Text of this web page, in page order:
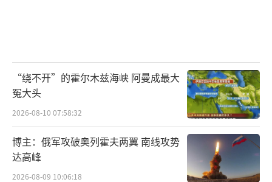
“绕不开”的霍尔木兹海峡 阿曼成最大
冤大头
2026-08-10 07:58:32
博主：俄军攻破奥列霍夫两翼 南线攻势
达高峰
2026-08-09 10:06:18